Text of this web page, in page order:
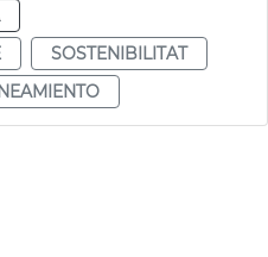
SOSTENIBILITAT